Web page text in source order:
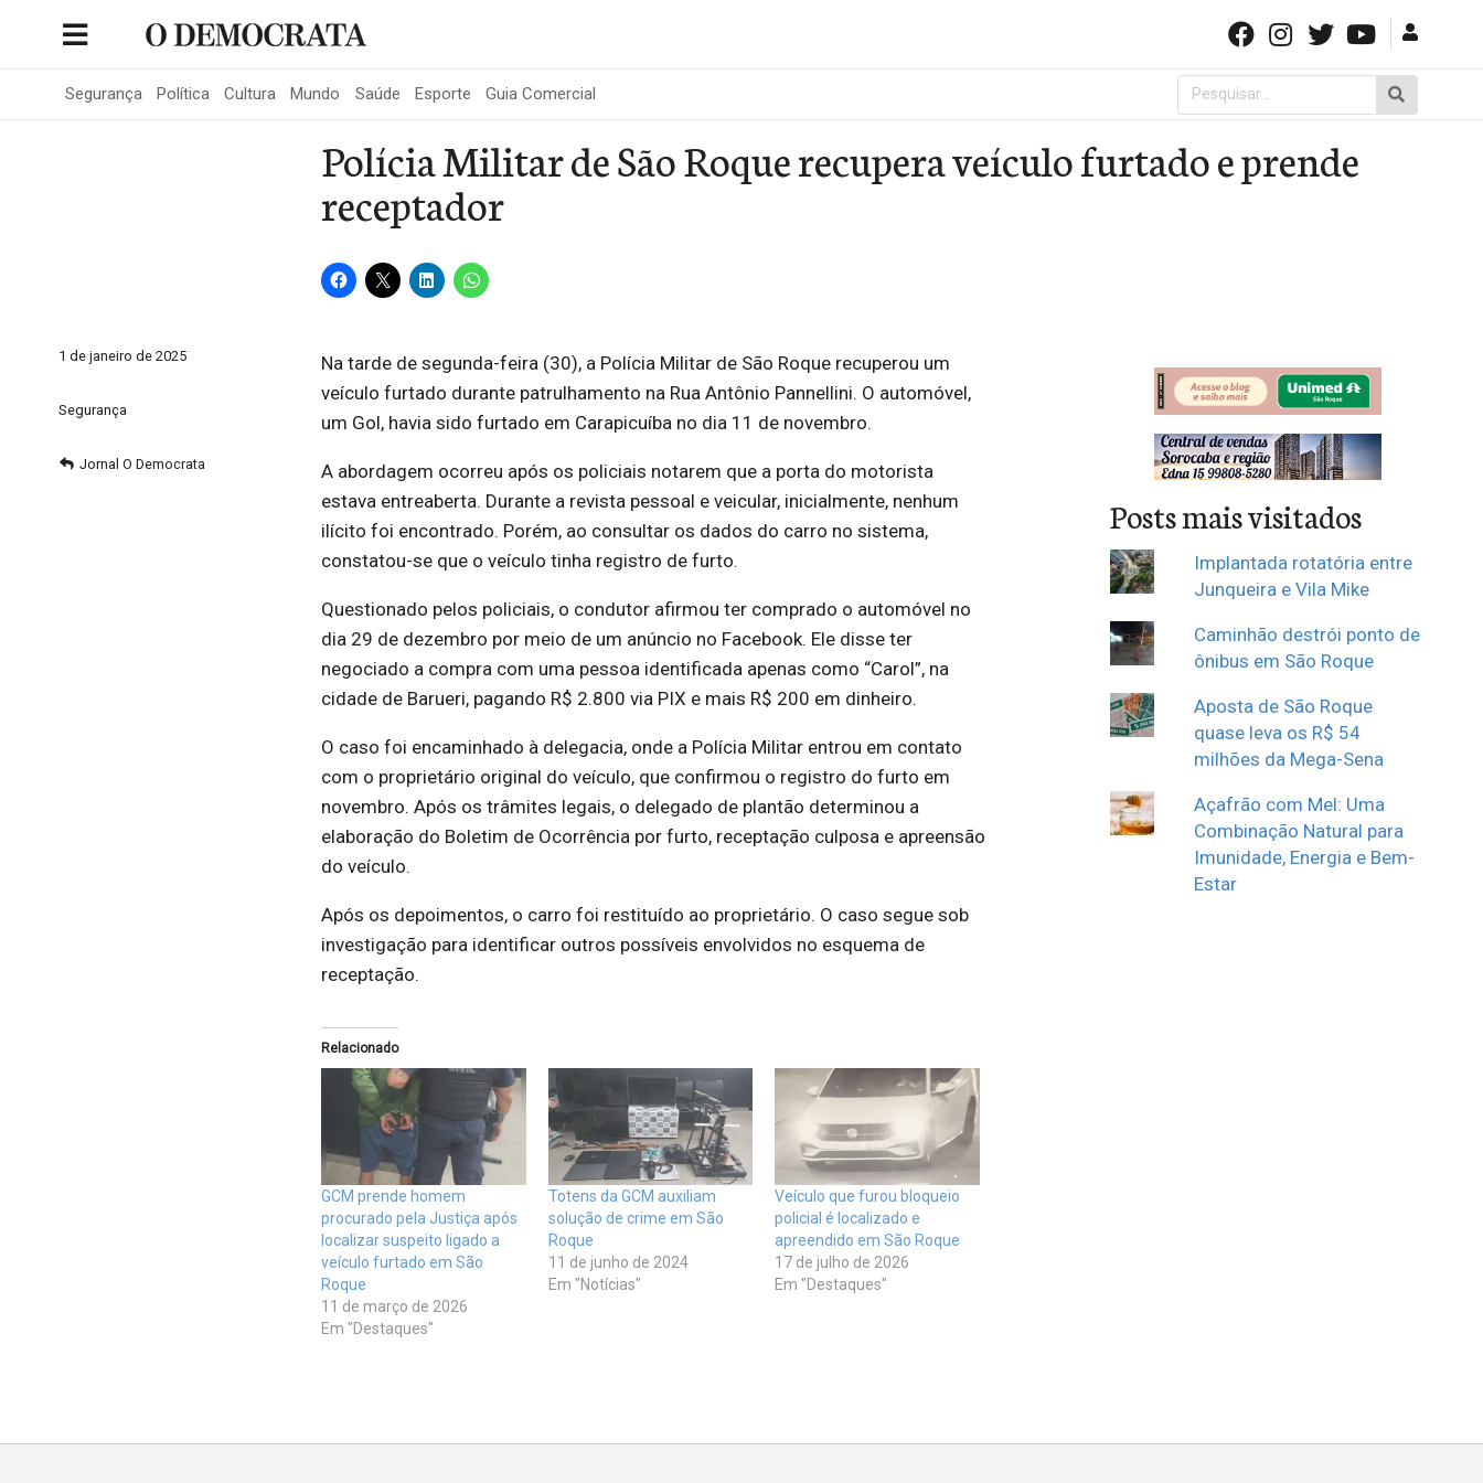
Segurança Política Cultura Mundo Saúde Esporte Guia Comercial
Pesquisar
por:
Polícia Militar de São Roque recupera veículo furtado e prende
receptador
1 de janeiro de 2025
Segurança
Jornal O Democrata
Na tarde de segunda-feira (30), a Polícia Militar de São Roque recuperou um
veículo furtado durante patrulhamento na Rua Antônio Pannellini. O automóvel,
um Gol, havia sido furtado em Carapicuíba no dia 11 de novembro.
A abordagem ocorreu após os policiais notarem que a porta do motorista
estava entreaberta. Durante a revista pessoal e veicular, inicialmente, nenhum
ilícito foi encontrado. Porém, ao consultar os dados do carro no sistema,
constatou-se que o veículo tinha registro de furto.
Questionado pelos policiais, o condutor afirmou ter comprado o automóvel no
dia 29 de dezembro por meio de um anúncio no Facebook. Ele disse ter
negociado a compra com uma pessoa identificada apenas como “Carol”, na
cidade de Barueri, pagando R$ 2.800 via PIX e mais R$ 200 em dinheiro.
O caso foi encaminhado à delegacia, onde a Polícia Militar entrou em contato
com o proprietário original do veículo, que confirmou o registro do furto em
novembro. Após os trâmites legais, o delegado de plantão determinou a
elaboração do Boletim de Ocorrência por furto, receptação culposa e apreensão
do veículo.
Após os depoimentos, o carro foi restituído ao proprietário. O caso segue sob
investigação para identificar outros possíveis envolvidos no esquema de
receptação.
Relacionado
GCM prende homem
procurado pela Justiça após
localizar suspeito ligado a
veículo furtado em São
Roque
11 de março de 2026
Em "Destaques"
Totens da GCM auxiliam
solução de crime em São
Roque
11 de junho de 2024
Em "Notícias"
Veículo que furou bloqueio
policial é localizado e
apreendido em São Roque
17 de julho de 2026
Em "Destaques"
Posts mais visitados
Implantada rotatória entre
Junqueira e Vila Mike
Caminhão destrói ponto de
ônibus em São Roque
Aposta de São Roque
quase leva os R$ 54
milhões da Mega-Sena
Açafrão com Mel: Uma
Combinação Natural para
Imunidade, Energia e Bem-
Estar